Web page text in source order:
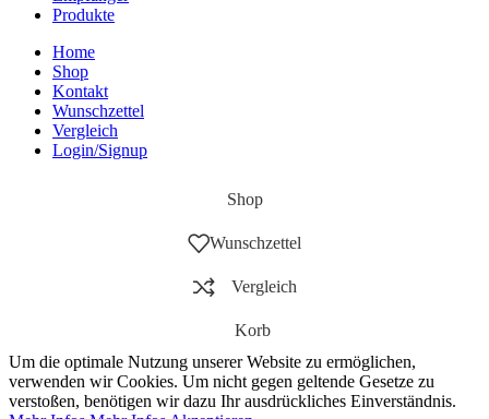
Produkte
Home
Shop
Kontakt
Wunschzettel
Vergleich
Login/Signup
Shop
Wunschzettel
Vergleich
Korb
Um die optimale Nutzung unserer Website zu ermöglichen,
verwenden wir Cookies. Um nicht gegen geltende Gesetze zu
verstoßen, benötigen wir dazu Ihr ausdrückliches Einverständnis.